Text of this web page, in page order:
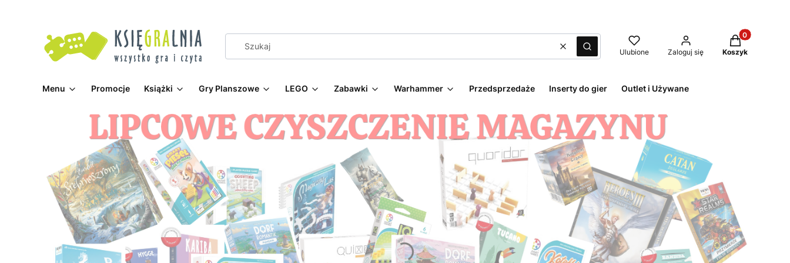
WyczyśćSzukaj Ulubione Zaloguj się
Produkty w
Koszyk
Menu Promocje Książki Gry Planszowe LEGO Zabawki Warhammer Przedsprzedaże Inserty do gier Outlet i Używane